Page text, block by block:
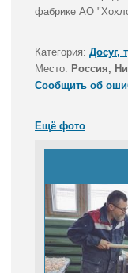
фабрике АО
Категория: Досуг,
Место: Россия,
Сообщить об
Ещё фото